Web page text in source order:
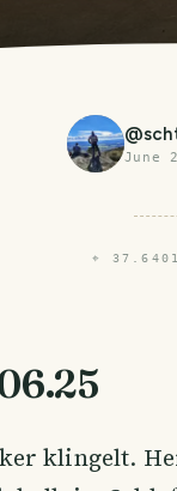
@
June
⌖
klingelt.